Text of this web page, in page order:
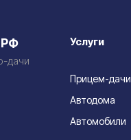
дачи
Услуги
Прицем-дачи
Автодома
Автомобили